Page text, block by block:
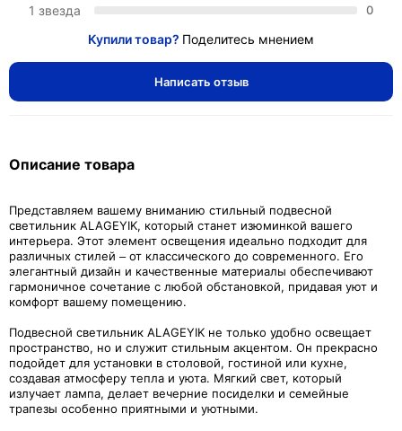
1 звезда 0
Купили товар? Поделитесь мнением
Написать отзыв
Описание товара
Представляем вашему вниманию стильный подвесной
светильник ALAGEYIK, который станет изюминкой вашего
интерьера. Этот элемент освещения идеально подходит для
различных стилей – от классического до современного. Его
элегантный дизайн и качественные материалы обеспечивают
гармоничное сочетание с любой обстановкой, придавая уют и
комфорт вашему помещению.
Подвесной светильник ALAGEYIK не только удобно освещает
пространство, но и служит стильным акцентом. Он прекрасно
подойдет для установки в столовой, гостиной или кухне,
создавая атмосферу тепла и уюта. Мягкий свет, который
излучает лампа, делает вечерние посиделки и семейные
трапезы особенно приятными и уютными.